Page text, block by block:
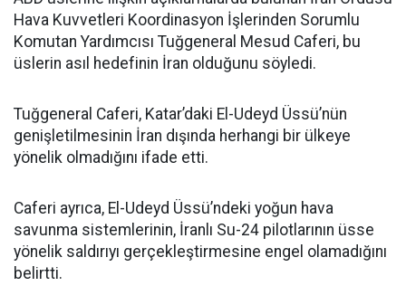
Hava Kuvvetleri Koordinasyon İşlerinden Sorumlu
Komutan Yardımcısı Tuğgeneral Mesud Caferi, bu
üslerin asıl hedefinin İran olduğunu söyledi.
Tuğgeneral Caferi, Katar’daki El-Udeyd Üssü’nün
genişletilmesinin İran dışında herhangi bir ülkeye
yönelik olmadığını ifade etti.
Caferi ayrıca, El-Udeyd Üssü’ndeki yoğun hava
savunma sistemlerinin, İranlı Su-24 pilotlarının üsse
yönelik saldırıyı gerçekleştirmesine engel olamadığını
belirtti.